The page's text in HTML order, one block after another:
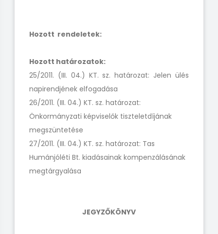
Hozott rendeletek:
Hozott határozatok:
25/2011. (III. 04.) KT. sz. határozat: Jelen ülés
napirendjének elfogadása
26/2011. (III. 04.) KT. sz. határozat:
Önkormányzati képviselők tiszteletdíjának
megszüntetése
27/2011. (III. 04.) KT. sz. határozat: Tas
Humánjóléti Bt. kiadásainak kompenzálásának
megtárgyalása
JEGYZŐKÖNYV